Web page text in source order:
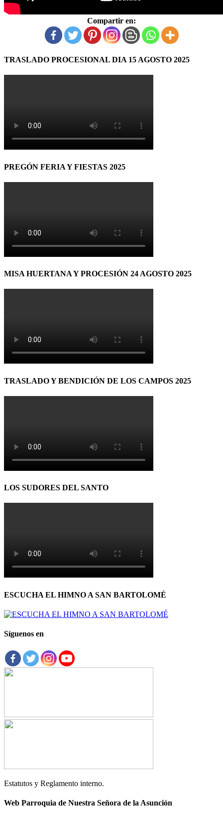
Compartir en:
TRASLADO PROCESIONAL DIA 15 AGOSTO 2025
PREGÓN FERIA Y FIESTAS 2025
MISA HUERTANA Y PROCESIÓN 24 AGOSTO 2025
TRASLADO Y BENDICIÓN DE LOS CAMPOS 2025
LOS SUDORES DEL SANTO
ESCUCHA EL HIMNO A SAN BARTOLOMÉ
Síguenos en
Estatutos y Reglamento interno.
Web Parroquia de Nuestra Señora de la Asunción